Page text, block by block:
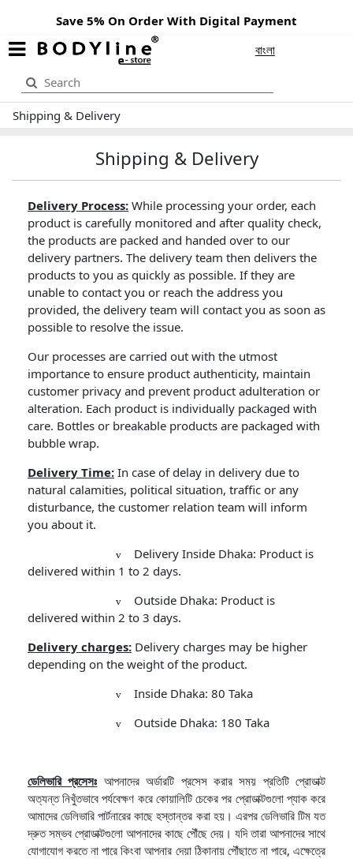
Save 5% On Order With Digital Payment
বাংলা
Shipping & Delivery
Shipping & Delivery
Delivery Process: While processing your order, each
product is carefully monitored and after quality check,
the products are packed and handed over to our
delivery partners. The delivery team then delivers the
products to you as quickly as possible. If they are
unable to contact you or reach the address you
provided, the delivery team will contact you as soon as
possible to resolve the issue.
Our processes are carried out with the utmost
importance to ensure product authenticity, maintain
customer privacy and prevent product adulteration or
alteration. Each product is individually packaged with
care. Bottles or breakable products are packaged with
bubble wrap.
Delivery Time: In case of delay in delivery due to
natural calamities, political situation, traffic or any
disturbance, the customer relation team will inform
you about it.
v
Delivery Inside Dhaka: Product is
delivered within 1 to 2 days.
v
Outside Dhaka: Product is
delivered within 2 to 3 days.
Delivery charges: Delivery charges may be higher
depending on the weight of the product.
v Inside Dhaka: 80 Taka
v Outside Dhaka: 180 Taka
ডেলিভারি প্রসেসঃ আপনাদের অর্ডারটি প্রসেস করার সময় প্রতিটি প্রোডাক্ট
অত্যন্ত নিখুঁতভাবে পর্যবেক্ষণ করে কোয়ালিটি চেকের পর প্রোডাক্টগুলো প্যাক করে
আমাদের ডেলিভারি পার্টনারের কাছে হস্তান্তর করা হয়। এরপর ডেলিভারি টিম যত
দ্রুত সম্ভব প্রোডাক্টগুলো আপনাদের কাছে পৌঁছে দেয়। যদি তারা আপনাদের সাথে
যোগাযোগ করতে না পারে কিংবা আপনার দেয়া ঠিকানায় পৌঁছাতে না পারে, এক্ষেত্রে